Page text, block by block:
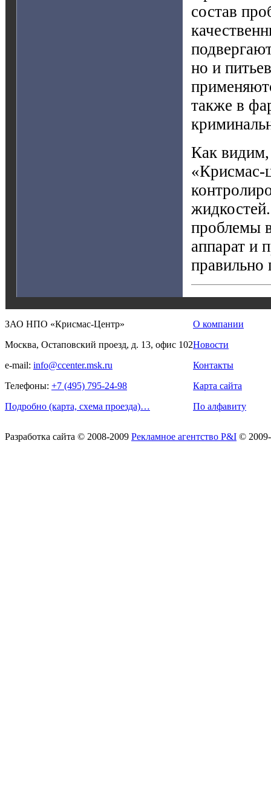
состав
но и
также в
Как видим,
«Крисмас-
проблемы
аппарат и
правильно
ЗАО НПО «Крисмас-Центр»
Москва, Остаповский проезд, д. 13, офис 102
e-mail: info@ccenter.msk.ru
Телефоны: +7 (495) 795-24-98
Подробно (карта, схема проезда)…
О компании
Новости
Контакты
Карта сайта
По алфавиту
Разработка сайта © 2008-2009 Рекламное агентство P&I ©